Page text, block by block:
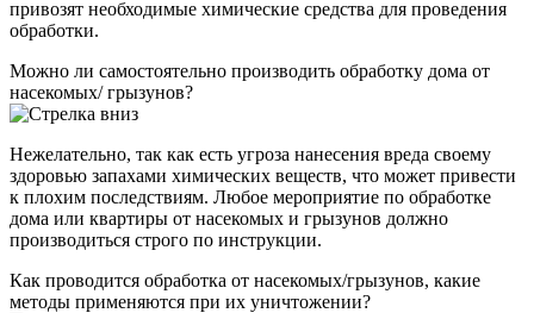
привозят необходимые химические средства для проведения
обработки.
Можно ли самостоятельно производить обработку дома от
насекомых/ грызунов?
Нежелательно, так как есть угроза нанесения вреда своему
здоровью запахами химических веществ, что может привести
к плохим последствиям. Любое мероприятие по обработке
дома или квартиры от насекомых и грызунов должно
производиться строго по инструкции.
Как проводится обработка от насекомых/грызунов, какие
методы применяются при их уничтожении?